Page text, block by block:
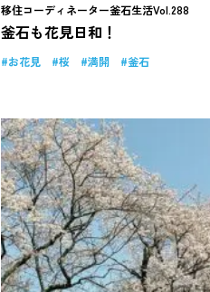
移住コーディネーター釜石生活Vol.288
釜石も花見日和！
お花見 桜 満開 釜石